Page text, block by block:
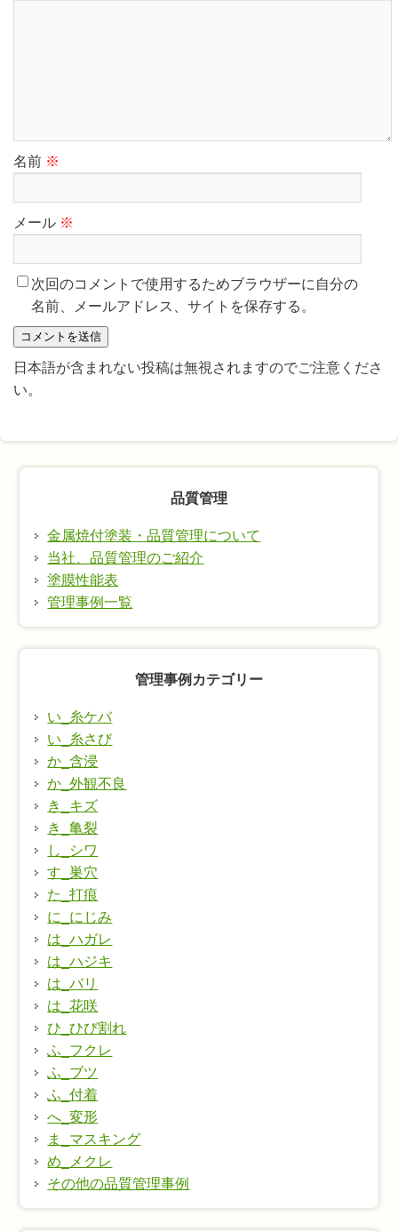
名前 ※
メール ※
次回のコメントで使用するためブラウザーに自分の
名前、メールアドレス、サイトを保存する。
日本語が含まれない投稿は無視されますのでご注意くださ
い。
品質管理
金属焼付塗装・品質管理について
当社、品質管理のご紹介
塗膜性能表
管理事例一覧
管理事例カテゴリー
い_糸ケバ
い_糸さび
か_含浸
か_外観不良
き_キズ
き_亀裂
し_シワ
す_巣穴
た_打痕
に_にじみ
は_ハガレ
は_ハジキ
は_バリ
は_花咲
ひ_ひび割れ
ふ_フクレ
ふ_ブツ
ふ_付着
へ_変形
ま_マスキング
め_メクレ
その他の品質管理事例